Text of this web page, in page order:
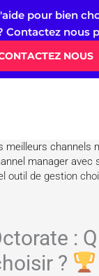
pour bien
Contactez nous
NOUS
meilleurs channels
manager avec
outil de gestion
:
?